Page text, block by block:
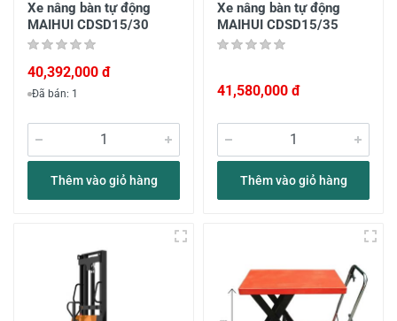
Xe nâng bàn tự động
MAIHUI CDSD15/30
40,392,000 đ
Đã bán: 1
Thêm vào giỏ hàng
Xe nâng bàn tự động
MAIHUI CDSD15/35
41,580,000 đ
Thêm vào giỏ hàng